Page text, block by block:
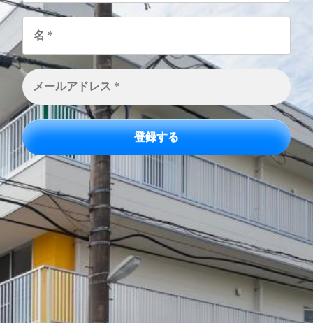
名
メ
ー
ル
ア
ド
レ
ス
*